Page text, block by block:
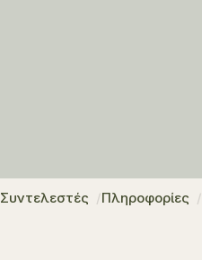
Συντελεστές Πληροφορίες